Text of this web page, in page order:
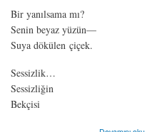
Bir yanılsama mı?
Senin beyaz yüzün—
Suya dökülen çiçek.
Sessizlik…
Sessizliğin
Bekçisi